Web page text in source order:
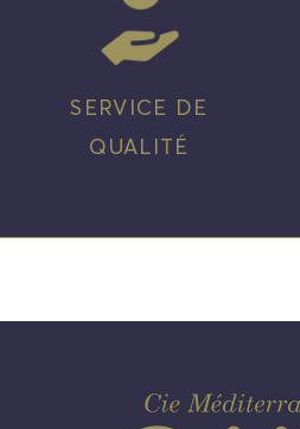
SERVICE DE
QUALITÉ